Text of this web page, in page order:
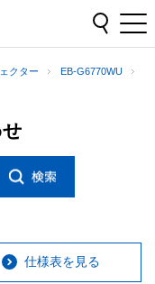
クター
EB-G6770WU
仕様表を見る